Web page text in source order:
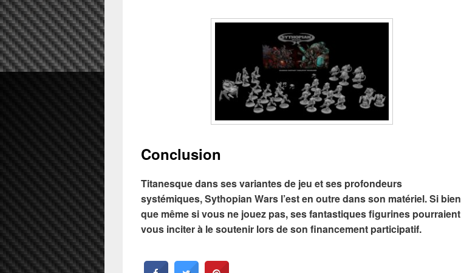
Conclusion
Titanesque dans ses variantes de jeu et ses profondeurs
systémiques, Sythopian Wars l’est en outre dans son matériel. Si bien
que même si vous ne jouez pas, ses fantastiques figurines pourraient
vous inciter à le soutenir lors de son financement participatif.